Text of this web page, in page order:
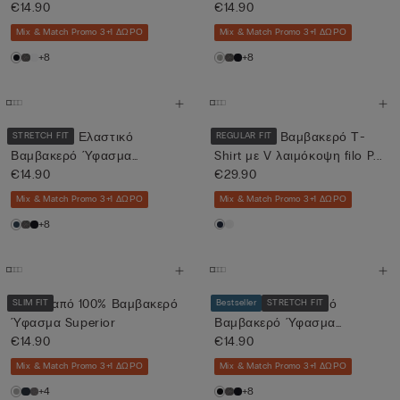
Superior
€14.90
Mix & Match Promo 3+1 ΔΩΡΟ
+8
Superior
€14.90
Mix & Match Promo 3+1 ΔΩΡΟ
+8
STRETCH FIT
T-shirt από Ελαστικό
Βαμβακερό Ύφασμα
Superior
€14.90
Mix & Match Promo 3+1 ΔΩΡΟ
+8
REGULAR FIT
Μερσεριζέ Βαμβακερό Τ-
Shirt με V λαιμόκοψη filo P...
€29.90
Mix & Match Promo 3+1 ΔΩΡΟ
SLIM FIT
T-shirt από 100% Βαμβακερό
Ύφασμα Superior
€14.90
Mix & Match Promo 3+1 ΔΩΡΟ
+4
Bestseller STRETCH FIT
T-shirt από Ελαστικό
Βαμβακερό Ύφασμα
Superior
€14.90
Mix & Match Promo 3+1 ΔΩΡΟ
+8